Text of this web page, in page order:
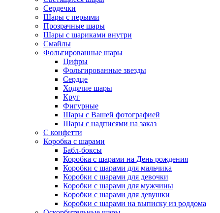
Сердечки
Шары с перьями
Прозрачные шары
Шары с шариками внутри
Смайлы
Фольгированные шары
Цифры
Фольгированные звезды
Сердце
Ходячие шары
Круг
Фигурные
Шары с Вашей фотографией
Шары с надписями на заказ
С конфетти
Коробка с шарами
Бабл-боксы
Коробка с шарами на День рождения
Коробки с шарами для мальчика
Коробки с шарами для девочки
Коробки с шарами для мужчины
Коробки с шарами для девушки
Коробки с шарами на выписку из роддома